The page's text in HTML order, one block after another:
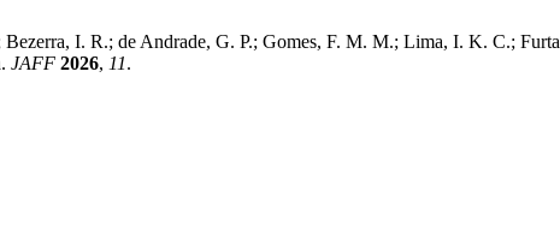
I. R.; de Andrade, G. P.; Gomes, F. M. M.; Lima, I. K. C.;
JAFF 2026, 11.